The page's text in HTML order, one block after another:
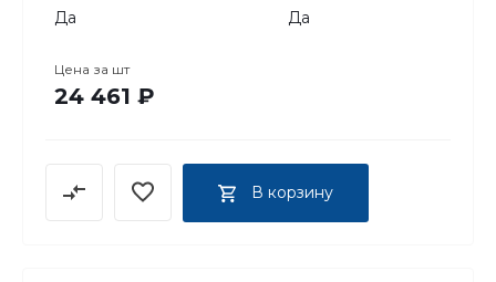
Да Да
Цена за шт
24 461 ₽
В корзину